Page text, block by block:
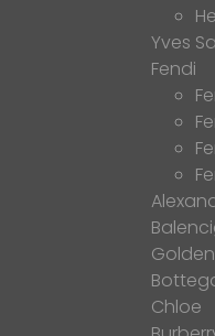
Yves
Fendi
Chloe